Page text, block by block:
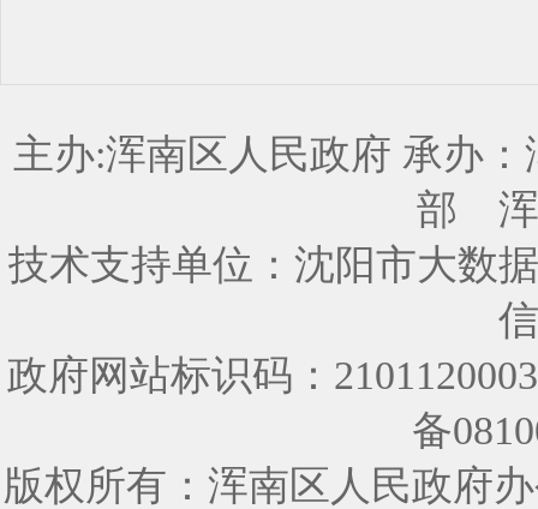
主办:浑南区人民政府 承办
部
技术支持单位：沈阳市大数
政府网站标识码：
备
版权所有：浑南区人民政府